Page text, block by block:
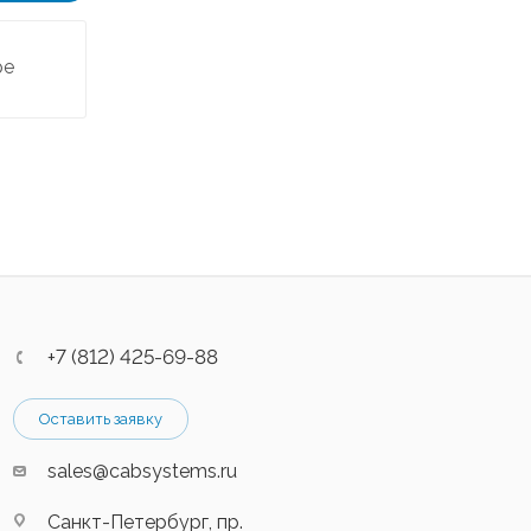
+7 (812) 425-69-88
Оставить заявку
sales@cabsystems.ru
Санкт-Петербург, пр.